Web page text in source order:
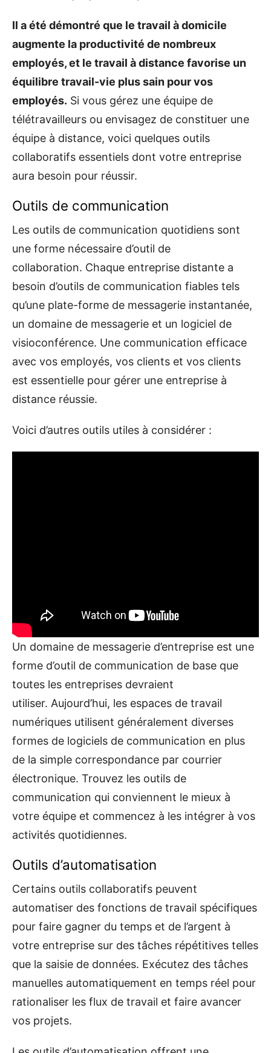
Il a été démontré que le travail à domicile
augmente la productivité de nombreux
employés, et le travail à distance favorise un
équilibre travail-vie plus sain pour vos
employés. Si vous gérez une équipe de
télétravailleurs ou envisagez de constituer une
équipe à distance, voici quelques outils
collaboratifs essentiels dont votre entreprise
aura besoin pour réussir.
Outils de communication
Les outils de communication quotidiens sont
une forme nécessaire d’outil de
collaboration. Chaque entreprise distante a
besoin d’outils de communication fiables tels
qu’une plate-forme de messagerie instantanée,
un domaine de messagerie et un logiciel de
visioconférence. Une communication efficace
avec vos employés, vos clients et vos clients
est essentielle pour gérer une entreprise à
distance réussie.
Voici d’autres outils utiles à considérer :
Un domaine de messagerie d’entreprise est une
forme d’outil de communication de base que
toutes les entreprises devraient
utiliser. Aujourd’hui, les espaces de travail
numériques utilisent généralement diverses
formes de logiciels de communication en plus
de la simple correspondance par courrier
électronique. Trouvez les outils de
communication qui conviennent le mieux à
votre équipe et commencez à les intégrer à vos
activités quotidiennes.
Outils d’automatisation
Certains outils collaboratifs peuvent
automatiser des fonctions de travail spécifiques
pour faire gagner du temps et de l’argent à
votre entreprise sur des tâches répétitives telles
que la saisie de données. Exécutez des tâches
manuelles automatiquement en temps réel pour
rationaliser les flux de travail et faire avancer
vos projets.